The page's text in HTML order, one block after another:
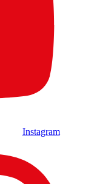
Instagram